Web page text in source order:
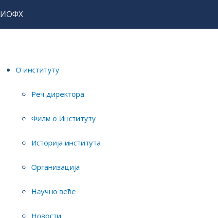
ИОФХ
О институту
Реч директора
Филм о Институту
Историја института
Организација
Научно веће
Новости
Новости
ИНТЕГРИТЕТА